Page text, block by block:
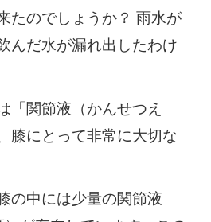
たのでしょうか？ 雨水が
んだ水が漏れ出したわけ
「関節液（かんせつえ
膝にとって非常に大切な
の中には少量の関節液